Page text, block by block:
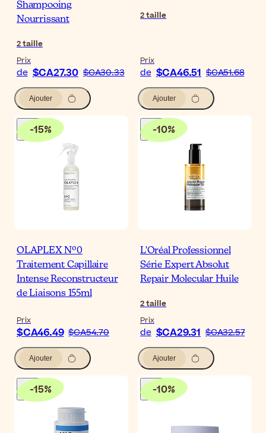
Shampooing
Nourrissant
2taille
Prix
de $CA27.30 $CA30.33
Ajouter
2taille
Prix
de $CA46.51 $CA51.68
Ajouter
-15%
OLAPLEX Nº0
Traitement Capillaire
Intense Reconstructeur
de Liaisons 155ml
Prix
$CA46.49 $CA54.70
Ajouter
-10%
L'Oréal Professionnel
Série Expert Absolut
Repair Molecular Huile
2taille
Prix
de $CA29.31 $CA32.57
Ajouter
-15% -10%